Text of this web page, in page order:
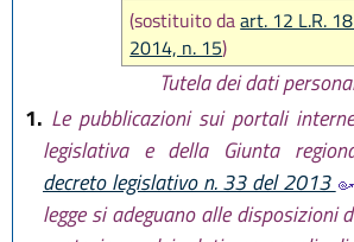
(sostituito daart. 12 L.R.
2014, n. 15)
Tutela dei dati
1. Le pubblicazioni sui portali
legislativa e della Giunta
decreto legislativo n. 33 del 2013
legge si adeguano alle disposizioni